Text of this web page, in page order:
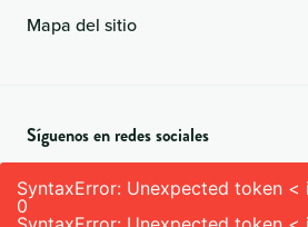
Mapa del sitio
Síguenos en redes sociales
SyntaxError: Unexpected token <
0